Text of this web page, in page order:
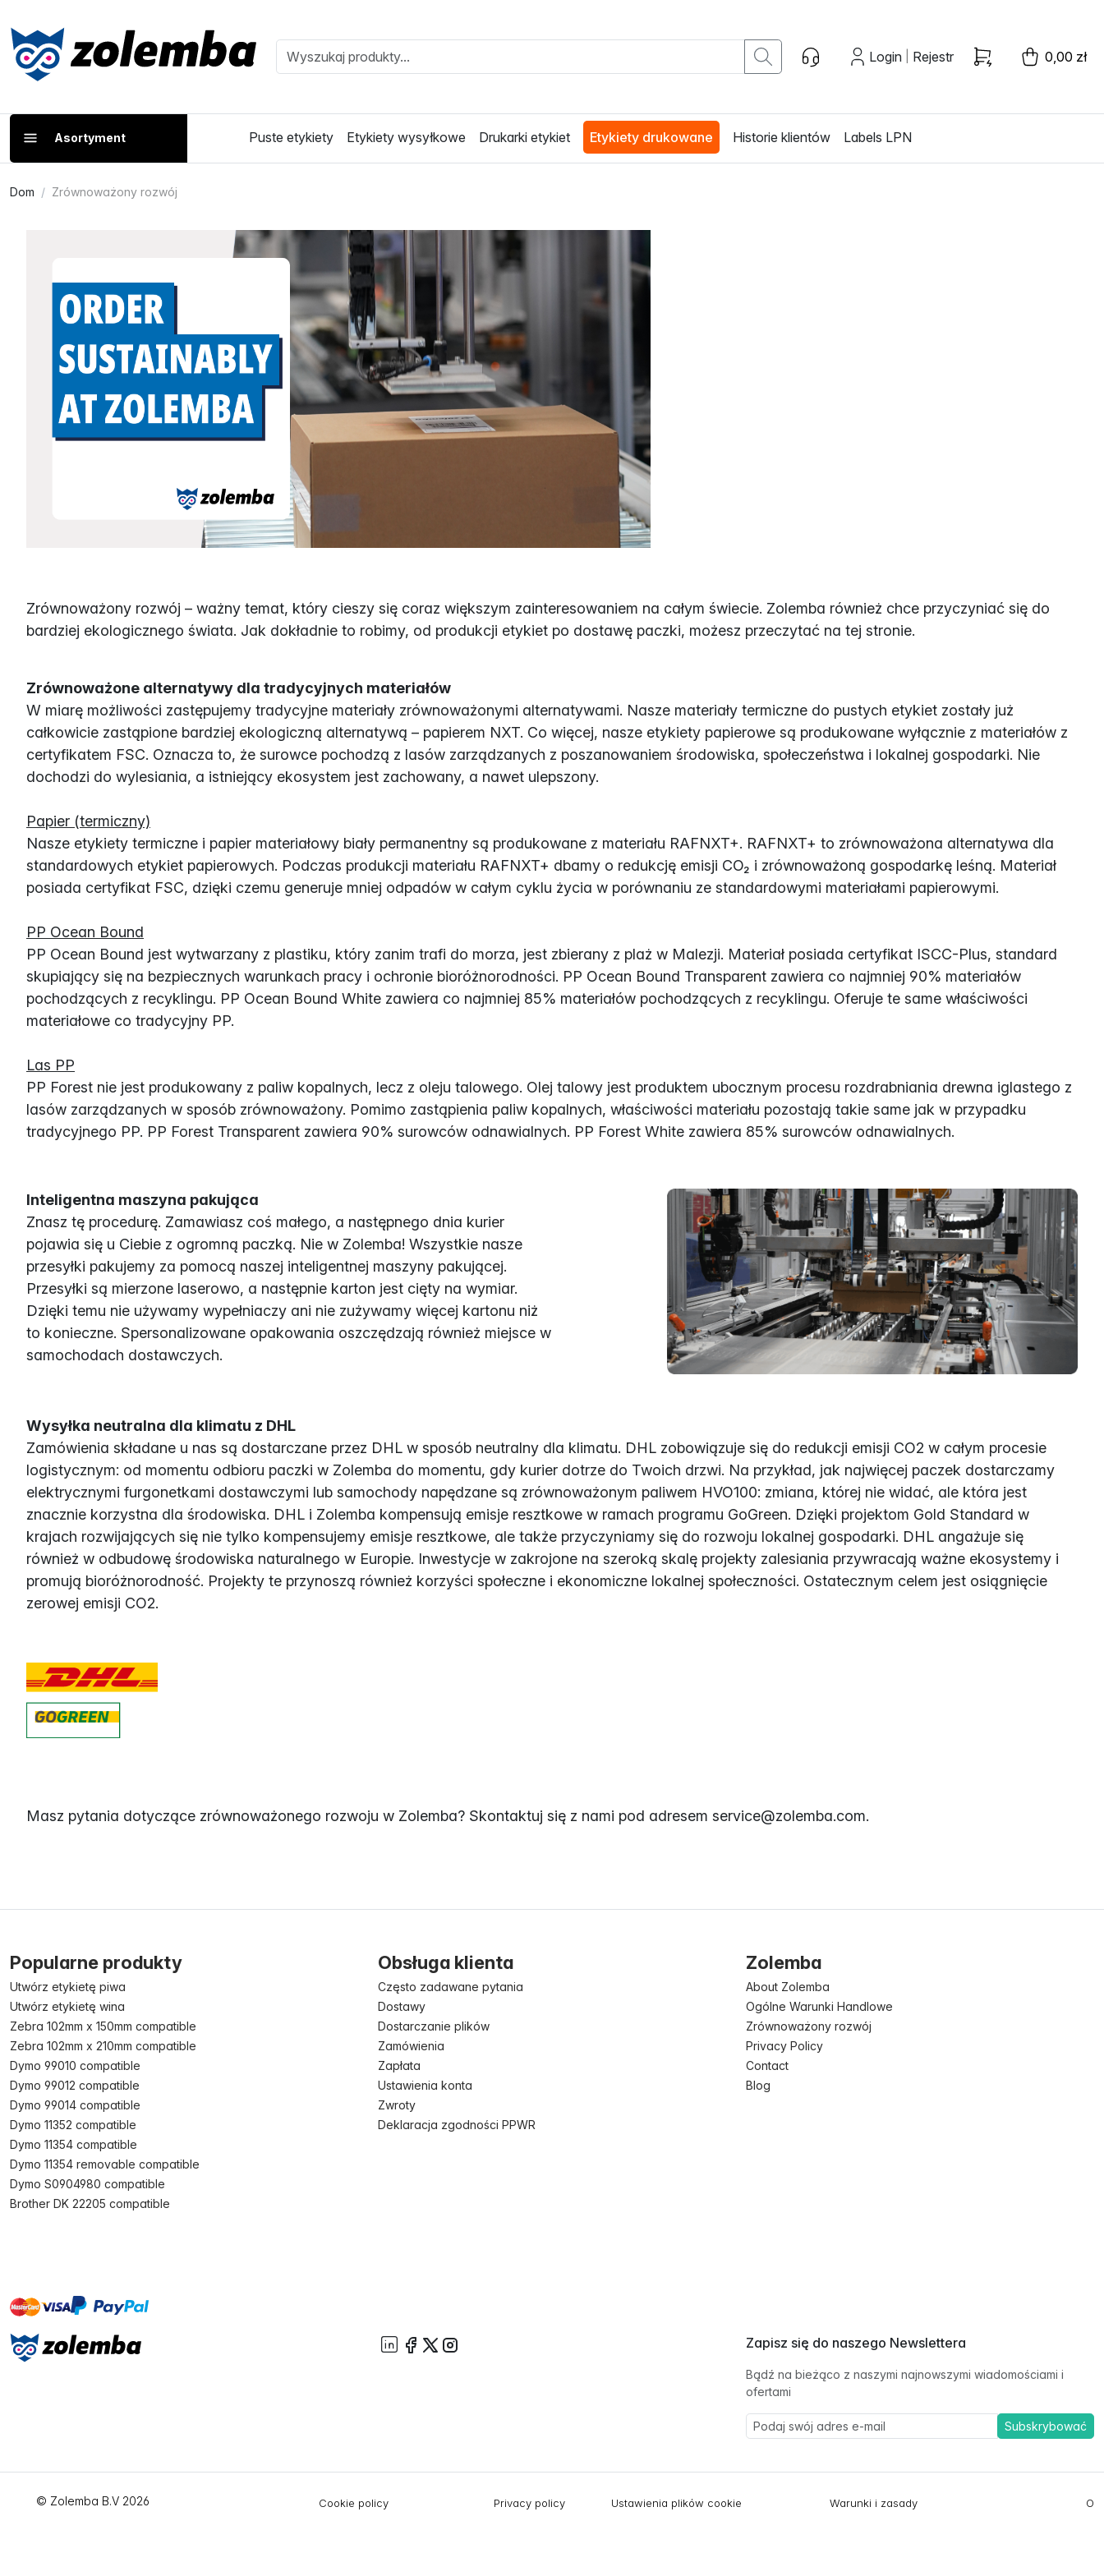
Login Rejestr 0,00 zł
Asortyment Puste etykiety Etykiety wysyłkowe Drukarki etykiet Etykiety drukowane Historie klientów Labels LPN
Dom Zrównoważony rozwój
Zrównoważony rozwój – ważny temat, który cieszy się coraz większym zainteresowaniem na całym świecie. Zolemba również chce przyczyniać się do
bardziej ekologicznego świata. Jak dokładnie to robimy, od produkcji etykiet po dostawę paczki, możesz przeczytać na tej stronie.
Zrównoważone alternatywy dla tradycyjnych materiałów
W miarę możliwości zastępujemy tradycyjne materiały zrównoważonymi alternatywami. Nasze materiały termiczne do pustych etykiet zostały już
całkowicie zastąpione bardziej ekologiczną alternatywą – papierem NXT. Co więcej, nasze etykiety papierowe są produkowane wyłącznie z materiałów z
certyfikatem FSC. Oznacza to, że surowce pochodzą z lasów zarządzanych z poszanowaniem środowiska, społeczeństwa i lokalnej gospodarki. Nie
dochodzi do wylesiania, a istniejący ekosystem jest zachowany, a nawet ulepszony.
Papier (termiczny)
Nasze etykiety termiczne i papier materiałowy biały permanentny są produkowane z materiału RAFNXT+. RAFNXT+ to zrównoważona alternatywa dla
standardowych etykiet papierowych. Podczas produkcji materiału RAFNXT+ dbamy o redukcję emisji CO₂ i zrównoważoną gospodarkę leśną. Materiał
posiada certyfikat FSC, dzięki czemu generuje mniej odpadów w całym cyklu życia w porównaniu ze standardowymi materiałami papierowymi.
PP Ocean Bound
PP Ocean Bound jest wytwarzany z plastiku, który zanim trafi do morza, jest zbierany z plaż w Malezji. Materiał posiada certyfikat ISCC-Plus, standard
skupiający się na bezpiecznych warunkach pracy i ochronie bioróżnorodności. PP Ocean Bound Transparent zawiera co najmniej 90% materiałów
pochodzących z recyklingu. PP Ocean Bound White zawiera co najmniej 85% materiałów pochodzących z recyklingu. Oferuje te same właściwości
materiałowe co tradycyjny PP.
Las PP
PP Forest nie jest produkowany z paliw kopalnych, lecz z oleju talowego. Olej talowy jest produktem ubocznym procesu rozdrabniania drewna iglastego z
lasów zarządzanych w sposób zrównoważony. Pomimo zastąpienia paliw kopalnych, właściwości materiału pozostają takie same jak w przypadku
tradycyjnego PP. PP Forest Transparent zawiera 90% surowców odnawialnych. PP Forest White zawiera 85% surowców odnawialnych.
Inteligentna maszyna pakująca
Znasz tę procedurę. Zamawiasz coś małego, a następnego dnia kurier
pojawia się u Ciebie z ogromną paczką. Nie w Zolemba! Wszystkie nasze
przesyłki pakujemy za pomocą naszej inteligentnej maszyny pakującej.
Przesyłki są mierzone laserowo, a następnie karton jest cięty na wymiar.
Dzięki temu nie używamy wypełniaczy ani nie zużywamy więcej kartonu niż
to konieczne. Spersonalizowane opakowania oszczędzają również miejsce w
samochodach dostawczych.
Wysyłka neutralna dla klimatu z DHL
Zamówienia składane u nas są dostarczane przez DHL w sposób neutralny dla klimatu. DHL zobowiązuje się do redukcji emisji CO2 w całym procesie
logistycznym: od momentu odbioru paczki w Zolemba do momentu, gdy kurier dotrze do Twoich drzwi. Na przykład, jak najwięcej paczek dostarczamy
elektrycznymi furgonetkami dostawczymi lub samochody napędzane są zrównoważonym paliwem HVO100: zmiana, której nie widać, ale która jest
znacznie korzystna dla środowiska. DHL i Zolemba kompensują emisje resztkowe w ramach programu GoGreen. Dzięki projektom Gold Standard w
krajach rozwijających się nie tylko kompensujemy emisje resztkowe, ale także przyczyniamy się do rozwoju lokalnej gospodarki. DHL angażuje się
również w odbudowę środowiska naturalnego w Europie. Inwestycje w zakrojone na szeroką skalę projekty zalesiania przywracają ważne ekosystemy i
promują bioróżnorodność. Projekty te przynoszą również korzyści społeczne i ekonomiczne lokalnej społeczności. Ostatecznym celem jest osiągnięcie
zerowej emisji CO2.
Masz pytania dotyczące zrównoważonego rozwoju w Zolemba? Skontaktuj się z nami pod adresem service@zolemba.com.
Popularne produkty
Utwórz etykietę piwa
Utwórz etykietę wina
Zebra 102mm x 150mm compatible
Zebra 102mm x 210mm compatible
Dymo 99010 compatible
Dymo 99012 compatible
Dymo 99014 compatible
Dymo 11352 compatible
Dymo 11354 compatible
Dymo 11354 removable compatible
Dymo S0904980 compatible
Brother DK 22205 compatible
Obsługa klienta
Często zadawane pytania
Dostawy
Dostarczanie plików
Zamówienia
Zapłata
Ustawienia konta
Zwroty
Deklaracja zgodności PPWR
Zolemba
About Zolemba
Ogólne Warunki Handlowe
Zrównoważony rozwój
Privacy Policy
Contact
Blog
mastervisa paypal
Zapisz się do naszego Newslettera
Bądź na bieżąco z naszymi najnowszymi wiadomościami i
ofertami
Subskrybować
© Zolemba B.V 2026 Cookie policy Privacy policy Ustawienia plików cookie Warunki i zasady O